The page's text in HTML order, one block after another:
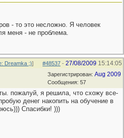
- то это несложно. Я человек
меня - не проблема.
#48537 - 27/08/2009 15:14:05
Dreamka ;)]
Зарегистрирован: Aug 2009
Сообщения: 57
пожалуй, я решила, что схожу все-
денег накопить на обучение в
Спасибки! )))